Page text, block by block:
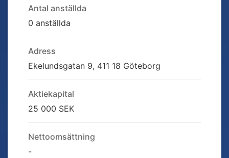
Antal anställda
0 anställda
Adress
Ekelundsgatan 9, 411 18 Göteborg
Aktiekapital
25 000 SEK
Nettoomsättning
-